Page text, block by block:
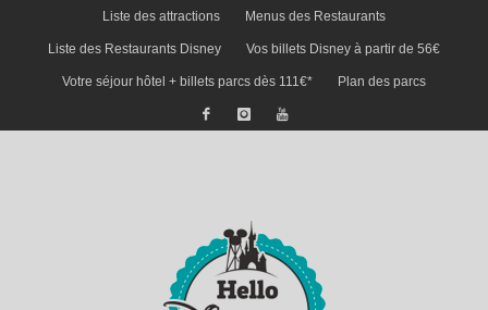
Liste des attractions Menus des Restaurants
Liste des Restaurants Disney Vos billets Disney à partir de 56€
Votre séjour hôtel + billets parcs dès 111€* Plan des parcs